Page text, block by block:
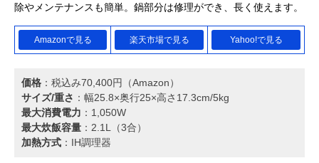
除やメンテナンスも簡単。鍋部分は修理ができ、長く使えます。
Amazonで見る 楽天市場で見る Yahoo!で見る
価格 ：税込み70,400円（Amazon）
サイズ/重さ ：幅25.8×奥行25×高さ17.3cm/5kg
最大消費電力 ：1,050W
最大炊飯容量 ：2.1L（3合）
加熱方式 ：IH調理器